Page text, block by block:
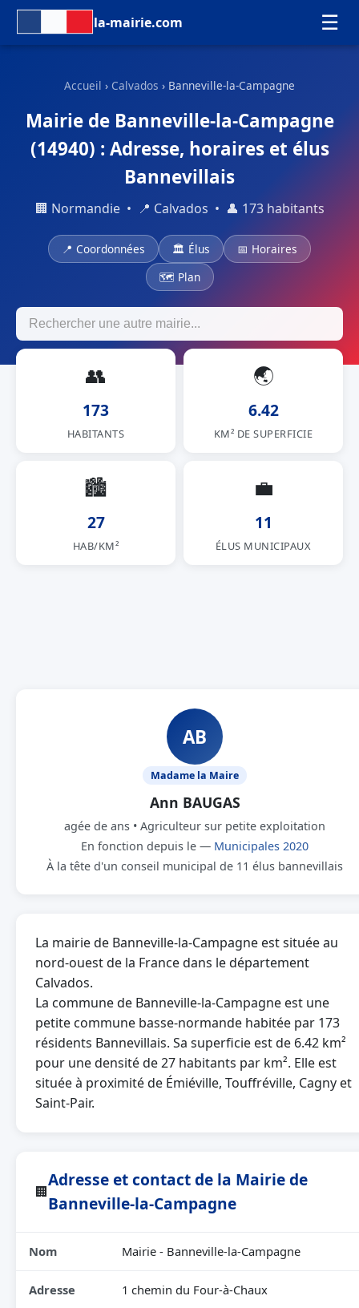
la-mairie.com ☰
Accueil › Calvados › Banneville-la-Campagne
Mairie de Banneville-la-Campagne
(14940) : Adresse, horaires et élus
Bannevillais
🏢 Normandie • 📍 Calvados • 👤 173 habitants
📍 Coordonnées 🏛 Élus
📅 Horaires
🗺 Plan
👥
173
HABITANTS
🌏
6.42
KM² DE SUPERFICIE
🏙
27
HAB/KM²
💼
11
ÉLUS MUNICIPAUX
AB
Madame la Maire
Ann BAUGAS
agée de ans • Agriculteur sur petite exploitation
En fonction depuis le — Municipales 2020
À la tête d'un conseil municipal de 11 élus bannevillais
La mairie de Banneville-la-Campagne est située au
nord-ouest de la France dans le département
Calvados.
La commune de Banneville-la-Campagne est une
petite commune basse-normande habitée par 173
résidents Bannevillais. Sa superficie est de 6.42 km²
pour une densité de 27 habitants par km². Elle est
située à proximité de Émiéville, Touffréville, Cagny et
Saint-Pair.
🏢
Adresse et contact de la Mairie de
Banneville-la-Campagne
Nom Mairie - Banneville-la-Campagne
Adresse 1 chemin du Four-à-Chaux